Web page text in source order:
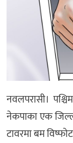
नवलपरासी।
नेकपाका एक
टावरमा बम